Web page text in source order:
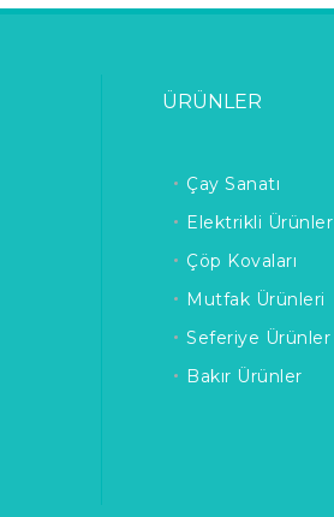
ÜRÜNLER
Çay Sanatı
Elektrikli Ürünler
Çöp Kovaları
Mutfak Ürünleri
Seferiye Ürünler
Bakır Ürünler